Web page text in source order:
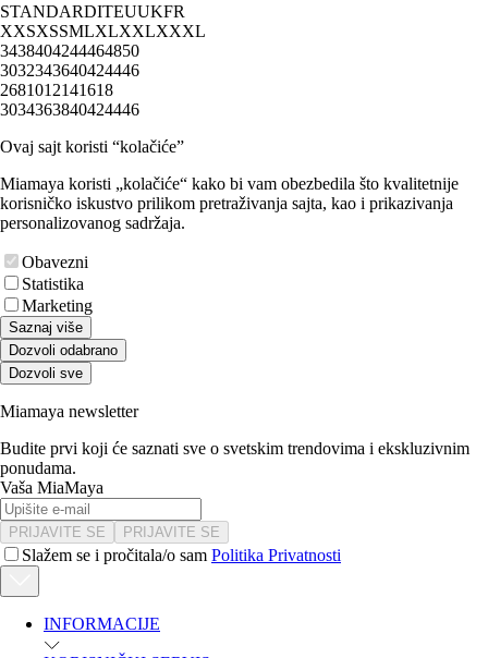
STANDARDITEUUKFR
XXSXSSMLXLXXLXXXL
3438404244464850
3032343640424446
2681012141618
3034363840424446
Ovaj sajt koristi “kolačiće”
Miamaya koristi „kolačiće“ kako bi vam obezbedila što kvalitetnije
korisničko iskustvo prilikom pretraživanja sajta, kao i prikazivanja
personalizovanog sadržaja.
Obavezni
Statistika
Marketing
Saznaj više
Dozvoli odabrano
Dozvoli sve
Miamaya newsletter
Budite prvi koji će saznati sve o svetskim trendovima i ekskluzivnim
ponudama.
Vaša MiaMaya
PRIJAVITE SE PRIJAVITE SE
Slažem se i pročitala/o sam Politika Privatnosti
INFORMACIJE